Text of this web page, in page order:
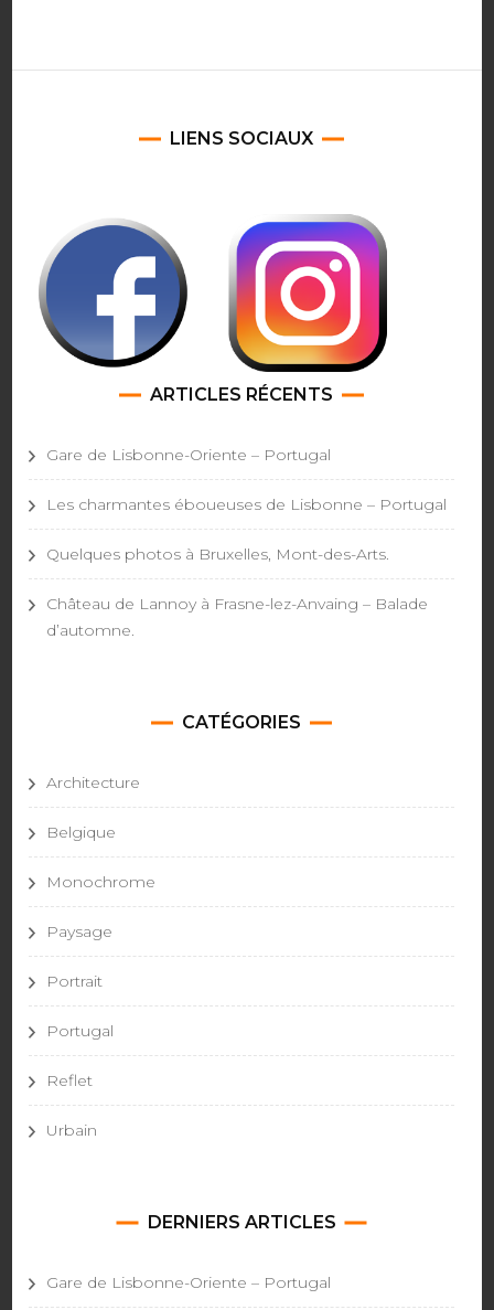
LIENS SOCIAUX
ARTICLES RÉCENTS
Gare de Lisbonne-Oriente – Portugal
Les charmantes éboueuses de Lisbonne – Portugal
Quelques photos à Bruxelles, Mont-des-Arts.
Château de Lannoy à Frasne-lez-Anvaing – Balade
d’automne.
CATÉGORIES
Architecture
Belgique
Monochrome
Paysage
Portrait
Portugal
Reflet
Urbain
DERNIERS ARTICLES
Gare de Lisbonne-Oriente – Portugal